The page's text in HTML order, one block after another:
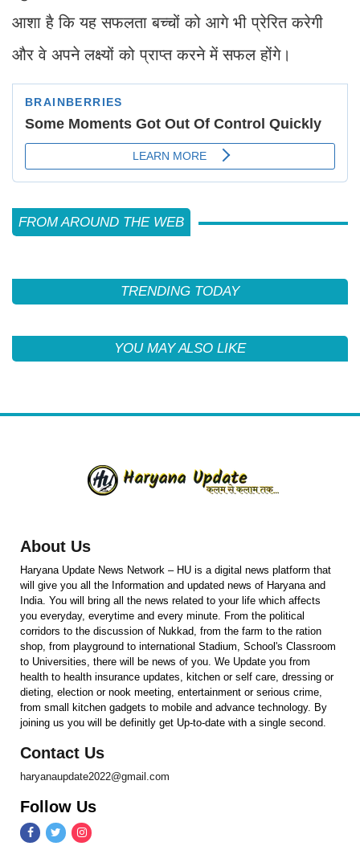
आशा है कि यह सफलता बच्चों को आगे भी प्रेरित करेगी
और वे अपने लक्ष्यों को प्राप्त करने में सफल होंगे।
FROM AROUND THE WEB
TRENDING TODAY
YOU MAY ALSO LIKE
About Us
Haryana Update News Network – HU is a digital news platform that
will give you all the Information and updated news of Haryana and
India. You will bring all the news related to your life which affects
you everyday, everytime and every minute. From the political
corridors to the discussion of Nukkad, from the farm to the ration
shop, from playground to international Stadium, School's Classroom
to Universities, there will be news of you. We Update you from
health to health insurance updates, kitchen or self care, dressing or
dieting, election or nook meeting, entertainment or serious crime,
from small kitchen gadgets to mobile and advance technology. By
joining us you will be definitly get Up-to-date with a single second.
Contact Us
haryanaupdate2022@gmail.com
Follow Us